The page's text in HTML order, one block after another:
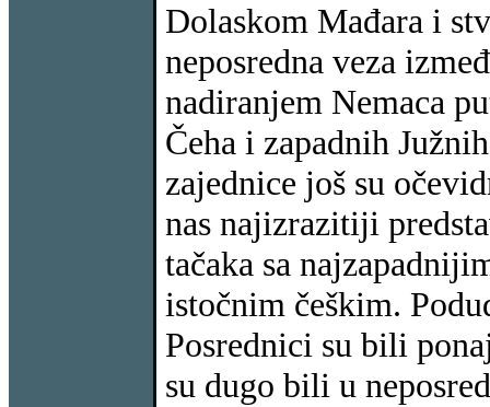
Dolaskom Mađara i
neposredna veza
nadiranjem Nemaca
Čeha i zapadnih
zajednice još su
nas najizrazitiji
tačaka sa
istočnim češkim.
Posrednici su bili
su dugo bili u